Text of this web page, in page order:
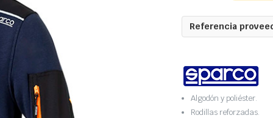
Referencia
Algodón y poliéster.
Rodillas reforzadas.